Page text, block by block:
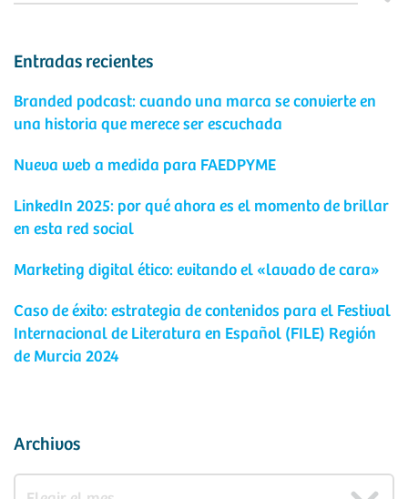
Entradas recientes
Branded podcast: cuando una marca se convierte en
una historia que merece ser escuchada
Nueva web a medida para FAEDPYME
LinkedIn 2025: por qué ahora es el momento de brillar
en esta red social
Marketing digital ético: evitando el «lavado de cara»
Caso de éxito: estrategia de contenidos para el Festival
Internacional de Literatura en Español (FILE) Región
de Murcia 2024
Archivos